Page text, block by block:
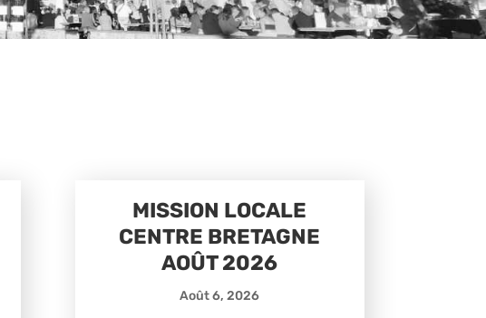
MISSION LOCALE
CENTRE BRETAGNE
AOÛT 2026
Août 6, 2026